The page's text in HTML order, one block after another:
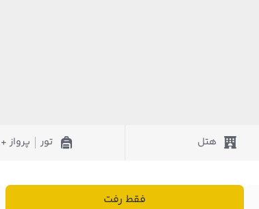
هتل تور پرواز
فقط رفت